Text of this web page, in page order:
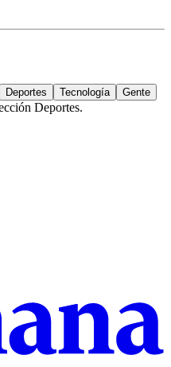
Deportes Tecnología Gente
Deportes.